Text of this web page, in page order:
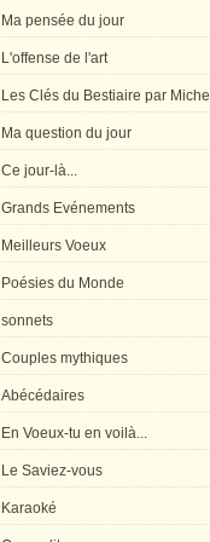
Ma pensée du jour
L'offense de l'art
Les Clés du Bestiaire par Michel
Ma question du jour
Ce jour-là...
Grands Evénements
Meilleurs Voeux
Poésies du Monde
sonnets
Couples mythiques
Abécédaires
En Voeux-tu en voilà...
Le Saviez-vous
Karaoké